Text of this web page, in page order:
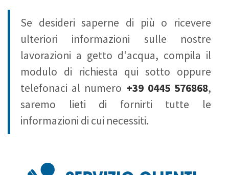
Se desideri saperne di più o ricevere
ulteriori informazioni sulle nostre
lavorazioni a getto d'acqua, compila il
modulo di richiesta qui sotto oppure
telefonaci al numero +39 0445 576868,
saremo lieti di fornirti tutte le
informazioni di cui necessiti.